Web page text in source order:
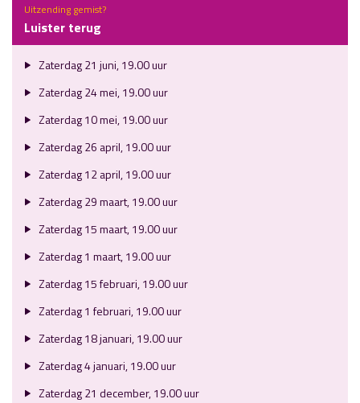
Uitzending gemist?
Luister terug
Zaterdag 21 juni, 19.00 uur
Zaterdag 24 mei, 19.00 uur
Zaterdag 10 mei, 19.00 uur
Zaterdag 26 april, 19.00 uur
Zaterdag 12 april, 19.00 uur
Zaterdag 29 maart, 19.00 uur
Zaterdag 15 maart, 19.00 uur
Zaterdag 1 maart, 19.00 uur
Zaterdag 15 februari, 19.00 uur
Zaterdag 1 februari, 19.00 uur
Zaterdag 18 januari, 19.00 uur
Zaterdag 4 januari, 19.00 uur
Zaterdag 21 december, 19.00 uur